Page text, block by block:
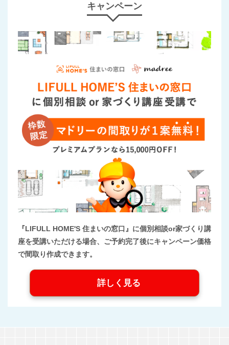
キャンペーン
『LIFULL HOME'S 住まいの窓口』に個別相談or家づくり講
座を受講いただける場合、ご予約完了後にキャンペーン価格
で間取り作成できます。
詳しく見る